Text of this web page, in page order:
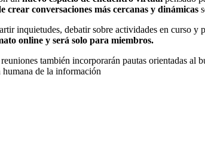
crear conversaciones más cercanas y dinámicas
inquietudes, debatir sobre actividades en curso
online y será solo para miembros.
también incorporarán pautas orientadas al
de la información